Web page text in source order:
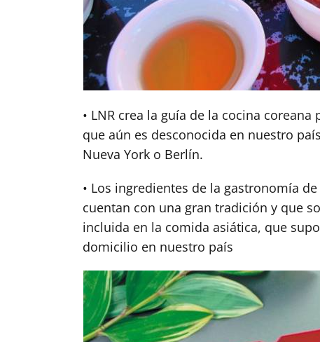
• LNR crea la guía de la cocina
que aún es desconocida en nuestro
Nueva York o Berlín.
• Los ingredientes de la gastronomía
cuentan con una gran tradición y que
incluida en la comida asiática, que
domicilio en nuestro país